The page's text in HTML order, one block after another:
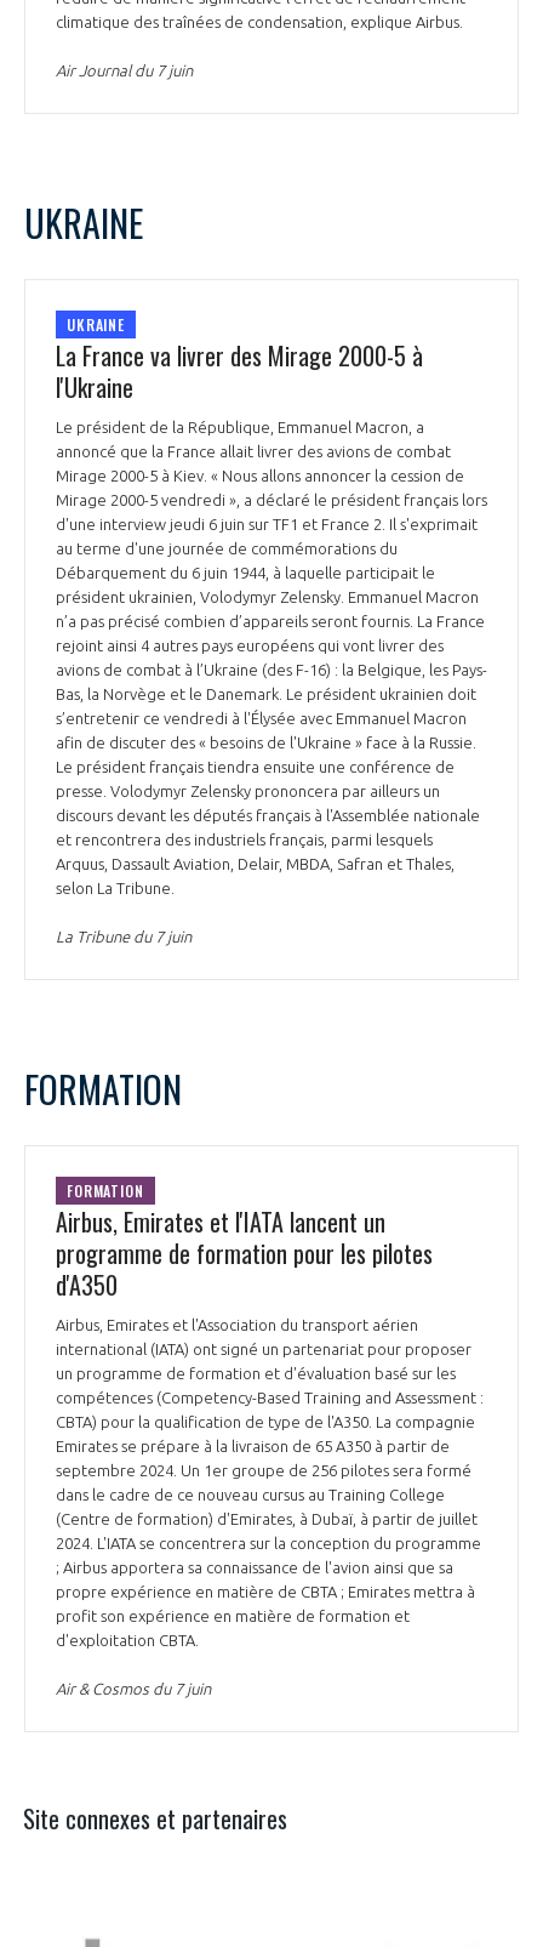
climatique des traînées de condensation, explique Airbus.
Air Journal du 7 juin
UKRAINE
UKRAINE
La France va livrer des Mirage 2000-5 à
l'Ukraine
Le président de la République, Emmanuel Macron, a
annoncé que la France allait livrer des avions de combat
Mirage 2000-5 à Kiev. « Nous allons annoncer la cession de
Mirage 2000-5 vendredi », a déclaré le président français lors
d'une interview jeudi 6 juin sur TF1 et France 2. Il s'exprimait
au terme d'une journée de commémorations du
Débarquement du 6 juin 1944, à laquelle participait le
président ukrainien, Volodymyr Zelensky. Emmanuel Macron
n’a pas précisé combien d’appareils seront fournis. La France
rejoint ainsi 4 autres pays européens qui vont livrer des
avions de combat à l’Ukraine (des F-16) : la Belgique, les Pays-
Bas, la Norvège et le Danemark. Le président ukrainien doit
s’entretenir ce vendredi à l'Élysée avec Emmanuel Macron
afin de discuter des « besoins de l'Ukraine » face à la Russie.
Le président français tiendra ensuite une conférence de
presse. Volodymyr Zelensky prononcera par ailleurs un
discours devant les députés français à l'Assemblée nationale
et rencontrera des industriels français, parmi lesquels
Arquus, Dassault Aviation, Delair, MBDA, Safran et Thales,
selon La Tribune.
La Tribune du 7 juin
FORMATION
FORMATION
Airbus, Emirates et l'IATA lancent un
programme de formation pour les pilotes
d'A350
Airbus, Emirates et l'Association du transport aérien
international (IATA) ont signé un partenariat pour proposer
un programme de formation et d'évaluation basé sur les
compétences (Competency-Based Training and Assessment :
CBTA) pour la qualification de type de l'A350. La compagnie
Emirates se prépare à la livraison de 65 A350 à partir de
septembre 2024. Un 1er groupe de 256 pilotes sera formé
dans le cadre de ce nouveau cursus au Training College
(Centre de formation) d'Emirates, à Dubaï, à partir de juillet
2024. L'IATA se concentrera sur la conception du programme
; Airbus apportera sa connaissance de l'avion ainsi que sa
propre expérience en matière de CBTA ; Emirates mettra à
profit son expérience en matière de formation et
d'exploitation CBTA.
Air & Cosmos du 7 juin
Site connexes et partenaires